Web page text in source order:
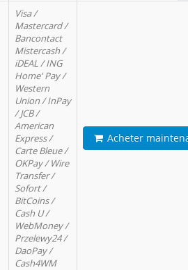
Visa /
Mastercard /
Bancontact
Mistercash /
iDEAL / ING
Home' Pay /
Western
Union / InPay
/ JCB /
American
Express /
Carte Bleue /
OKPay / Wire
Transfer /
Sofort /
BitCoins /
Cash U /
WebMoney /
Przelewy24 /
DaoPay /
Cash4WM
Acheter